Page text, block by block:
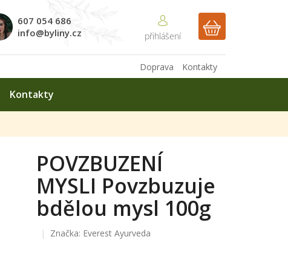
607 054 686
info@byliny.cz
NÁKUPNÍ
Kontakty
Doprava
Kontakty
POVZBUZENÍ
MYSLI Povzbuzuje
bdělou mysl 100g
Značka: Everest Ayurveda